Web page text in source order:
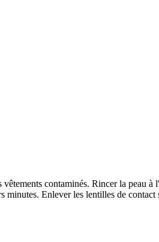
contaminés. Rincer la peau à
Enlever les lentilles de contact